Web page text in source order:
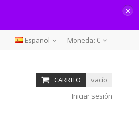
×
Moneda: €
Español
CARRITO
vacío
Iniciar sesión